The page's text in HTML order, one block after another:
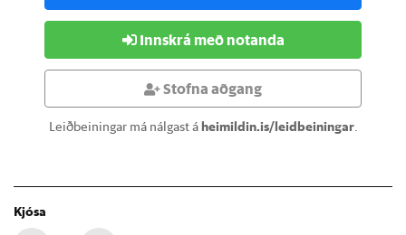
Innskrá með notanda
Stofna aðgang
Leiðbeiningar má nálgast áheimildin.is/leidbeiningar.
Kjósa